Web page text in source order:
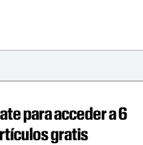
para acceder a 6
gratis